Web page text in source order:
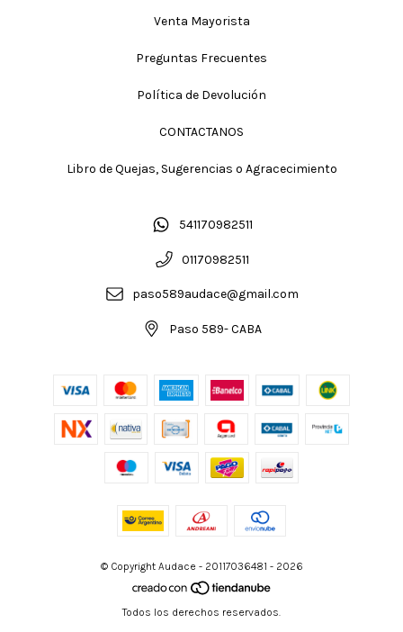
Venta Mayorista
Preguntas Frecuentes
Política de Devolución
CONTACTANOS
Libro de Quejas, Sugerencias o Agracecimiento
541170982511
01170982511
paso589audace@gmail.com
Paso 589- CABA
© Copyright Audace - 20117036481 - 2026
Todos los derechos reservados.